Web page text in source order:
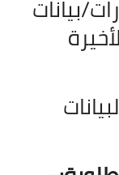
بيانات